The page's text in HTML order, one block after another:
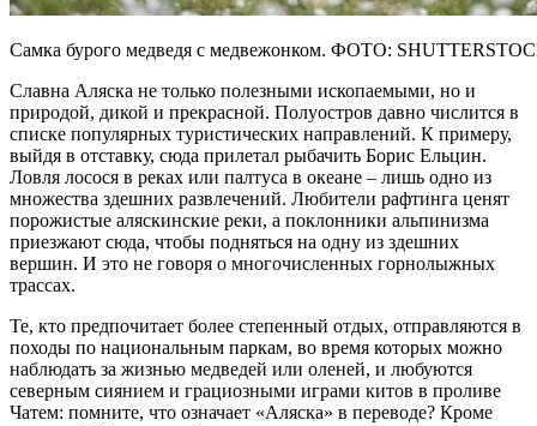
Самка бурого медведя с медвежонком. ФОТО:
Славна Аляска не только полезными ископаемыми, но и
природой, дикой и прекрасной. Полуостров давно числится в
списке популярных туристических направлений. К примеру,
выйдя в отставку, сюда прилетал рыбачить Борис Ельцин.
Ловля лосося в реках или палтуса в океане – лишь одно из
множества здешних развлечений. Любители рафтинга ценят
порожистые аляскинские реки, а поклонники альпинизма
приезжают сюда, чтобы подняться на одну из здешних
вершин. И это не говоря о многочисленных горнолыжных
трассах.
Те, кто предпочитает более степенный отдых, отправляются в
походы по национальным паркам, во время которых можно
наблюдать за жизнью медведей или оленей, и любуются
северным сиянием и грациозными играми китов в проливе
Чатем: помните, что означает «Аляска» в переводе? Кроме